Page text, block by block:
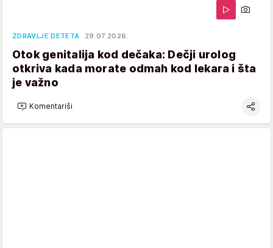
ZDRAVLJE DETETA 29.07.2026.
Otok genitalija kod dečaka: Dečji urolog
otkriva kada morate odmah kod lekara i šta
je važno
Komentariši